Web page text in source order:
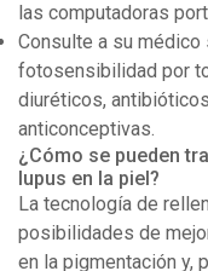
las computadoras
Consulte a su
fotosensibilidad por
diuréticos,
anticonceptivas.
¿Cómo se pueden
lupus en la piel?
La tecnología de
posibilidades de
en la pigmentación y,